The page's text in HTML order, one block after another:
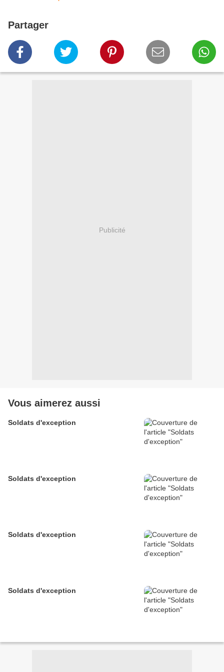
Partager
Publicité
Vous aimerez aussi
Soldats d'exception
Soldats d'exception
Soldats d'exception
Soldats d'exception